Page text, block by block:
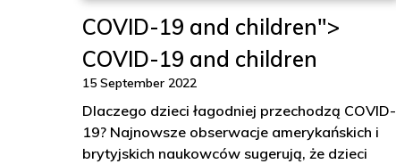
COVID-19 and children">
COVID-19 and children
15 September 2022
Dlaczego dzieci łagodniej przechodzą COVID-
19? Najnowsze obserwacje amerykańskich i
brytyjskich naukowców sugerują, że dzieci